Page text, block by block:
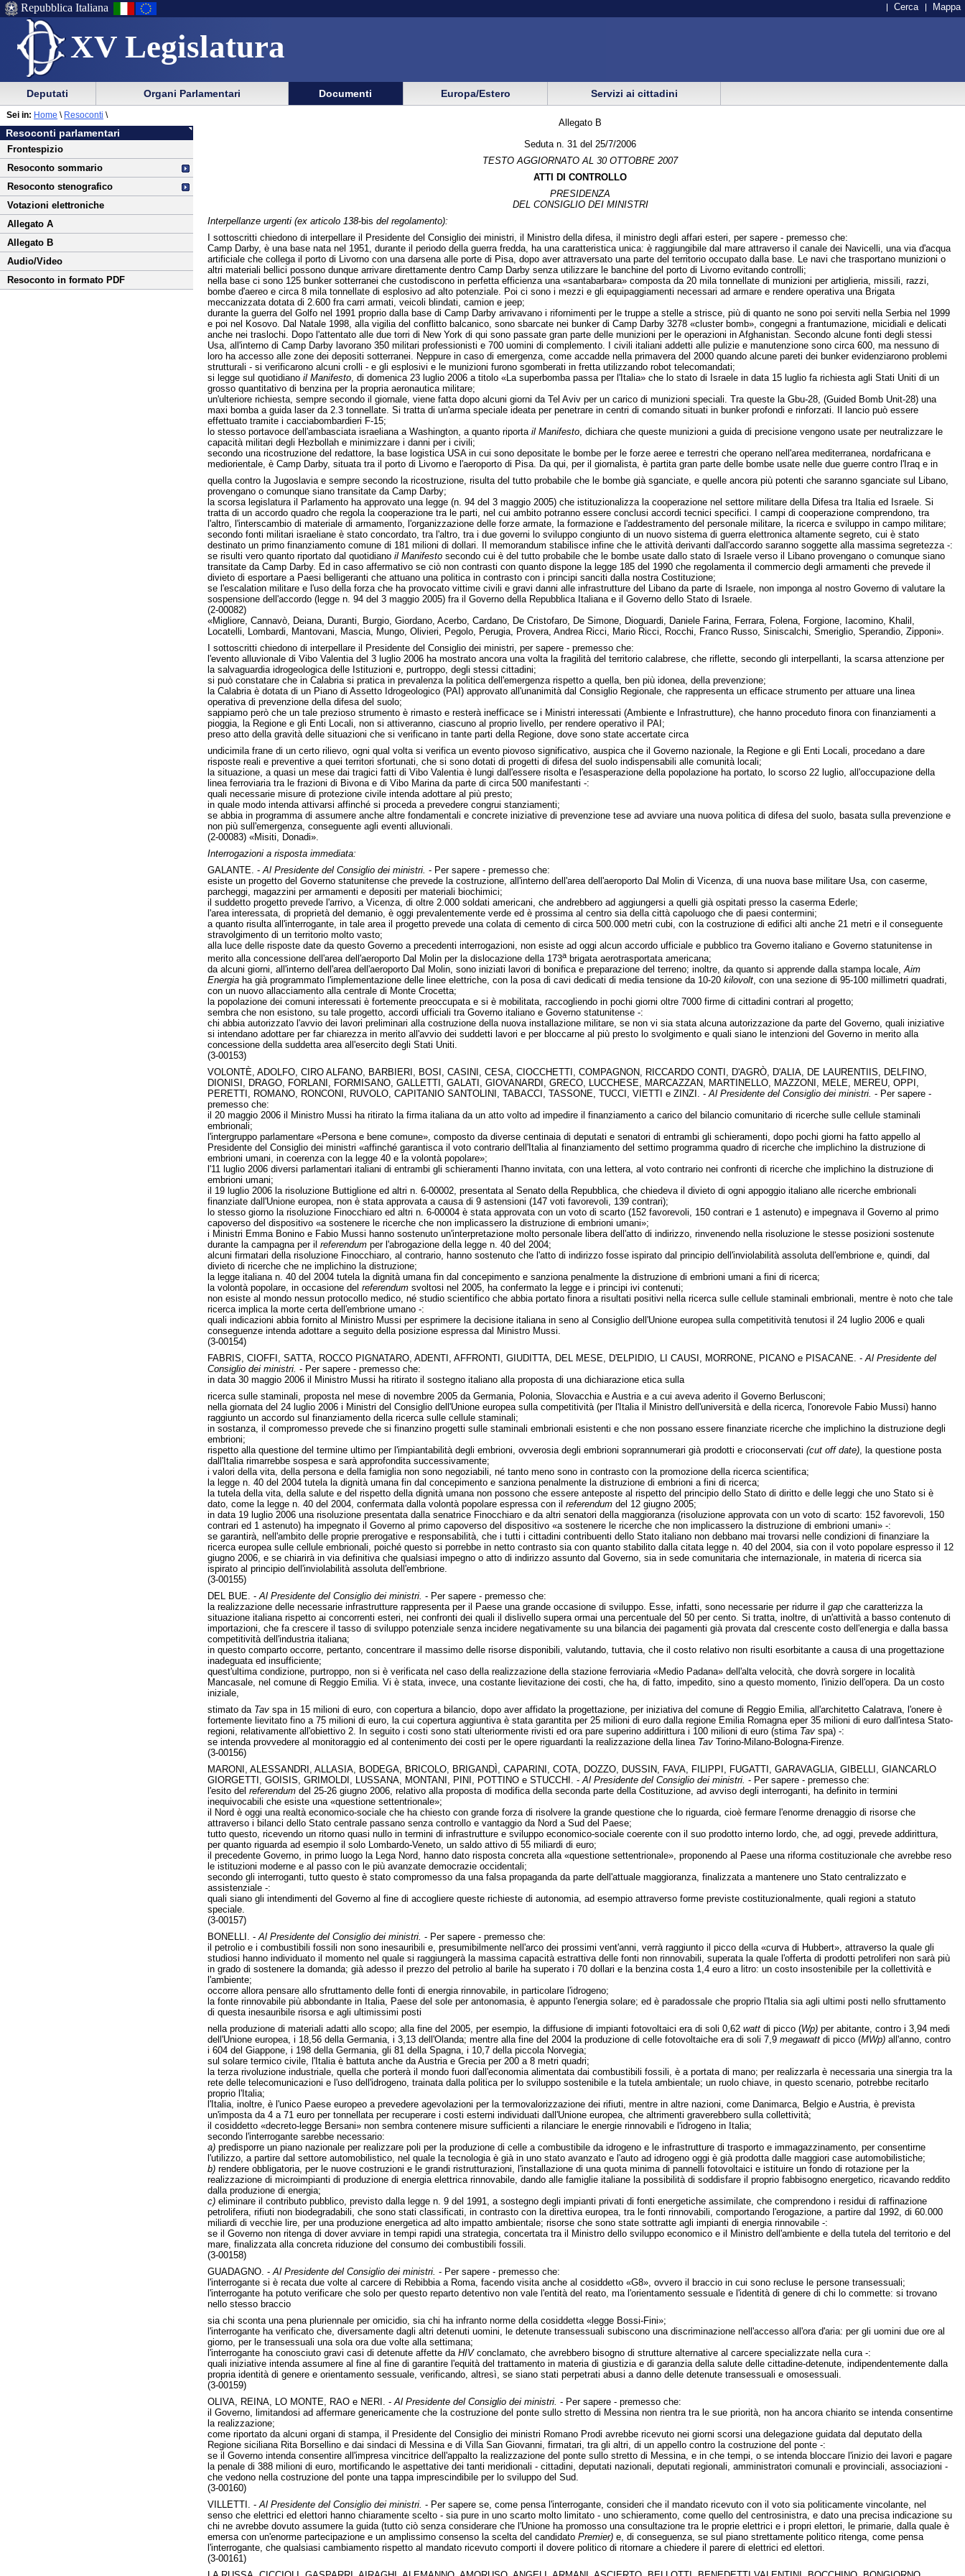
XV Legislatura
Menu
di
ausilio
alla
navigazione
Menu
di
navigazione
principale
Repubblica Italiana Cerca Mappa
Menu
di
navigazione
principale
menu
di
sezione
Deputati Organi Parlamentari Documenti Europa/Estero Servizi ai cittadini
Vai
al
contenuto
Resoconti parlamentari
Frontespizio
Resoconto sommario
Resoconto stenografico
Votazioni elettroniche
Allegato A
Allegato B
Audio/Video
Resoconto in formato PDF
Sei in: Home \ Resoconti \
Allegato B
Seduta n. 31 del 25/7/2006
TESTO AGGIORNATO AL 30 OTTOBRE 2007
ATTI DI CONTROLLO
PRESIDENZA
DEL CONSIGLIO DEI MINISTRI
Interpellanze urgenti (ex articolo 138-bis del regolamento):
I sottoscritti chiedono di interpellare il Presidente del Consiglio dei ministri, il Ministro della difesa, il ministro degli affari esteri, per sapere - premesso che:
Camp Darby, è una base nata nel 1951, durante il periodo della guerra fredda, ha una caratteristica unica: è raggiungibile dal mare attraverso il canale dei Navicelli, una via d'acqua
artificiale che collega il porto di Livorno con una darsena alle porte di Pisa, dopo aver attraversato una parte del territorio occupato dalla base. Le navi che trasportano munizioni o
altri materiali bellici possono dunque arrivare direttamente dentro Camp Darby senza utilizzare le banchine del porto di Livorno evitando controlli;
nella base ci sono 125 bunker sotterranei che custodiscono in perfetta efficienza una «santabarbara» composta da 20 mila tonnellate di munizioni per artiglieria, missili, razzi,
bombe d'aereo e circa 8 mila tonnellate di esplosivo ad alto potenziale. Poi ci sono i mezzi e gli equipaggiamenti necessari ad armare e rendere operativa una Brigata
meccanizzata dotata di 2.600 fra carri armati, veicoli blindati, camion e jeep;
durante la guerra del Golfo nel 1991 proprio dalla base di Camp Darby arrivavano i rifornimenti per le truppe a stelle a strisce, più di quanto ne sono poi serviti nella Serbia nel 1999
e poi nel Kosovo. Dal Natale 1998, alla vigilia del conflitto balcanico, sono sbarcate nei bunker di Camp Darby 3278 «cluster bomb», congegni a frantumazione, micidiali e delicati
anche nei traslochi. Dopo l'attentato alle due torri di New York di qui sono passate gran parte delle munizioni per le operazioni in Afghanistan. Secondo alcune fonti degli stessi
Usa, all'interno di Camp Darby lavorano 350 militari professionisti e 700 uomini di complemento. I civili italiani addetti alle pulizie e manutenzione sono circa 600, ma nessuno di
loro ha accesso alle zone dei depositi sotterranei. Neppure in caso di emergenza, come accadde nella primavera del 2000 quando alcune pareti dei bunker evidenziarono problemi
strutturali - si verificarono alcuni crolli - e gli esplosivi e le munizioni furono sgomberati in fretta utilizzando robot telecomandati;
si legge sul quotidiano il Manifesto, di domenica 23 luglio 2006 a titolo «La superbomba passa per l'Italia» che lo stato di Israele in data 15 luglio fa richiesta agli Stati Uniti di un
grosso quantitativo di benzina per la propria aeronautica militare;
un'ulteriore richiesta, sempre secondo il giornale, viene fatta dopo alcuni giorni da Tel Aviv per un carico di munizioni speciali. Tra queste la Gbu-28, (Guided Bomb Unit-28) una
maxi bomba a guida laser da 2.3 tonnellate. Si tratta di un'arma speciale ideata per penetrare in centri di comando situati in bunker profondi e rinforzati. Il lancio può essere
effettuato tramite i cacciabombardieri F-15;
lo stesso portavoce dell'ambasciata israeliana a Washington, a quanto riporta il Manifesto, dichiara che queste munizioni a guida di precisione vengono usate per neutralizzare le
capacità militari degli Hezbollah e minimizzare i danni per i civili;
secondo una ricostruzione del redattore, la base logistica USA in cui sono depositate le bombe per le forze aeree e terrestri che operano nell'area mediterranea, nordafricana e
mediorientale, è Camp Darby, situata tra il porto di Livorno e l'aeroporto di Pisa. Da qui, per il giornalista, è partita gran parte delle bombe usate nelle due guerre contro l'Iraq e in
quella contro la Jugoslavia e sempre secondo la ricostruzione, risulta del tutto probabile che le bombe già sganciate, e quelle ancora più potenti che saranno sganciate sul Libano,
provengano o comunque siano transitate da Camp Darby;
la scorsa legislatura il Parlamento ha approvato una legge (n. 94 del 3 maggio 2005) che istituzionalizza la cooperazione nel settore militare della Difesa tra Italia ed Israele. Si
tratta di un accordo quadro che regola la cooperazione tra le parti, nel cui ambito potranno essere conclusi accordi tecnici specifici. I campi di cooperazione comprendono, tra
l'altro, l'interscambio di materiale di armamento, l'organizzazione delle forze armate, la formazione e l'addestramento del personale militare, la ricerca e sviluppo in campo militare;
secondo fonti militari israeliane è stato concordato, tra l'altro, tra i due governi lo sviluppo congiunto di un nuovo sistema di guerra elettronica altamente segreto, cui è stato
destinato un primo finanziamento comune di 181 milioni di dollari. Il memorandum stabilisce infine che le attività derivanti dall'accordo saranno soggette alla massima segretezza -:
se risulti vero quanto riportato dal quotidiano il Manifestosecondo cui è del tutto probabile che le bombe usate dallo stato di Israele verso il Libano provengano o comunque siano
transitate da Camp Darby. Ed in caso affermativo se ciò non contrasti con quanto dispone la legge 185 del 1990 che regolamenta il commercio degli armamenti che prevede il
divieto di esportare a Paesi belligeranti che attuano una politica in contrasto con i principi sanciti dalla nostra Costituzione;
se l'escalation militare e l'uso della forza che ha provocato vittime civili e gravi danni alle infrastrutture del Libano da parte di Israele, non imponga al nostro Governo di valutare la
sospensione dell'accordo (legge n. 94 del 3 maggio 2005) fra il Governo della Repubblica Italiana e il Governo dello Stato di Israele.
(2-00082)
«Migliore, Cannavò, Deiana, Duranti, Burgio, Giordano, Acerbo, Cardano, De Cristofaro, De Simone, Dioguardi, Daniele Farina, Ferrara, Folena, Forgione, Iacomino, Khalil,
Locatelli, Lombardi, Mantovani, Mascia, Mungo, Olivieri, Pegolo, Perugia, Provera, Andrea Ricci, Mario Ricci, Rocchi, Franco Russo, Siniscalchi, Smeriglio, Sperandio, Zipponi».
I sottoscritti chiedono di interpellare il Presidente del Consiglio dei ministri, per sapere - premesso che:
l'evento alluvionale di Vibo Valentia del 3 luglio 2006 ha mostrato ancora una volta la fragilità del territorio calabrese, che riflette, secondo gli interpellanti, la scarsa attenzione per
la salvaguardia idrogeologica delle Istituzioni e, purtroppo, degli stessi cittadini;
si può constatare che in Calabria si pratica in prevalenza la politica dell'emergenza rispetto a quella, ben più idonea, della prevenzione;
la Calabria è dotata di un Piano di Assetto Idrogeologico (PAI) approvato all'unanimità dal Consiglio Regionale, che rappresenta un efficace strumento per attuare una linea
operativa di prevenzione della difesa del suolo;
sappiamo però che un tale prezioso strumento è rimasto e resterà inefficace se i Ministri interessati (Ambiente e Infrastrutture), che hanno proceduto finora con finanziamenti a
pioggia, la Regione e gli Enti Locali, non si attiveranno, ciascuno al proprio livello, per rendere operativo il PAI;
preso atto della gravità delle situazioni che si verificano in tante parti della Regione, dove sono state accertate circa
undicimila frane di un certo rilievo, ogni qual volta si verifica un evento piovoso significativo, auspica che il Governo nazionale, la Regione e gli Enti Locali, procedano a dare
risposte reali e preventive a quei territori sfortunati, che si sono dotati di progetti di difesa del suolo indispensabili alle comunità locali;
la situazione, a quasi un mese dai tragici fatti di Vibo Valentia è lungi dall'essere risolta e l'esasperazione della popolazione ha portato, lo scorso 22 luglio, all'occupazione della
linea ferroviaria tra le frazioni di Bivona e di Vibo Marina da parte di circa 500 manifestanti -:
quali necessarie misure di protezione civile intenda adottare al più presto;
in quale modo intenda attivarsi affinché si proceda a prevedere congrui stanziamenti;
se abbia in programma di assumere anche altre fondamentali e concrete iniziative di prevenzione tese ad avviare una nuova politica di difesa del suolo, basata sulla prevenzione e
non più sull'emergenza, conseguente agli eventi alluvionali.
(2-00083) «Misiti, Donadi».
Interrogazioni a risposta immediata:
GALANTE. - Al Presidente del Consiglio dei ministri. - Per sapere - premesso che:
esiste un progetto del Governo statunitense che prevede la costruzione, all'interno dell'area dell'aeroporto Dal Molin di Vicenza, di una nuova base militare Usa, con caserme,
parcheggi, magazzini per armamenti e depositi per materiali biochimici;
il suddetto progetto prevede l'arrivo, a Vicenza, di oltre 2.000 soldati americani, che andrebbero ad aggiungersi a quelli già ospitati presso la caserma Ederle;
l'area interessata, di proprietà del demanio, è oggi prevalentemente verde ed è prossima al centro sia della città capoluogo che di paesi contermini;
a quanto risulta all'interrogante, in tale area il progetto prevede una colata di cemento di circa 500.000 metri cubi, con la costruzione di edifici alti anche 21 metri e il conseguente
stravolgimento di un territorio molto vasto;
alla luce delle risposte date da questo Governo a precedenti interrogazioni, non esiste ad oggi alcun accordo ufficiale e pubblico tra Governo italiano e Governo statunitense in
merito alla concessione dell'area dell'aeroporto Dal Molin per la dislocazione della 173abrigata aerotrasportata americana;
da alcuni giorni, all'interno dell'area dell'aeroporto Dal Molin, sono iniziati lavori di bonifica e preparazione del terreno; inoltre, da quanto si apprende dalla stampa locale, Aim
Energiaha già programmato l'implementazione delle linee elettriche, con la posa di cavi dedicati di media tensione da 10-20 kilovolt, con una sezione di 95-100 millimetri quadrati,
con un nuovo allacciamento alla centrale di Monte Crocetta;
la popolazione dei comuni interessati è fortemente preoccupata e si è mobilitata, raccogliendo in pochi giorni oltre 7000 firme di cittadini contrari al progetto;
sembra che non esistono, su tale progetto, accordi ufficiali tra Governo italiano e Governo statunitense -:
chi abbia autorizzato l'avvio dei lavori preliminari alla costruzione della nuova installazione militare, se non vi sia stata alcuna autorizzazione da parte del Governo, quali iniziative
si intendano adottare per far chiarezza in merito all'avvio dei suddetti lavori e per bloccarne al più presto lo svolgimento e quali siano le intenzioni del Governo in merito alla
concessione della suddetta area all'esercito degli Stati Uniti.
(3-00153)
VOLONTÈ, ADOLFO, CIRO ALFANO, BARBIERI, BOSI, CASINI, CESA, CIOCCHETTI, COMPAGNON, RICCARDO CONTI, D'AGRÒ, D'ALIA, DE LAURENTIIS, DELFINO,
DIONISI, DRAGO, FORLANI, FORMISANO, GALLETTI, GALATI, GIOVANARDI, GRECO, LUCCHESE, MARCAZZAN, MARTINELLO, MAZZONI, MELE, MEREU, OPPI,
PERETTI, ROMANO, RONCONI, RUVOLO, CAPITANIO SANTOLINI, TABACCI, TASSONE, TUCCI, VIETTI e ZINZI. - Al Presidente del Consiglio dei ministri. - Per sapere -
premesso che:
il 20 maggio 2006 il Ministro Mussi ha ritirato la firma italiana da un atto volto ad impedire il finanziamento a carico del bilancio comunitario di ricerche sulle cellule staminali
embrionali;
l'intergruppo parlamentare «Persona e bene comune», composto da diverse centinaia di deputati e senatori di entrambi gli schieramenti, dopo pochi giorni ha fatto appello al
Presidente del Consiglio dei ministri «affinché garantisca il voto contrario dell'Italia al finanziamento del settimo programma quadro di ricerche che implichino la distruzione di
embrioni umani, in coerenza con la legge 40 e la volontà popolare»;
l'11 luglio 2006 diversi parlamentari italiani di entrambi gli schieramenti l'hanno invitata, con una lettera, al voto contrario nei confronti di ricerche che implichino la distruzione di
embrioni umani;
il 19 luglio 2006 la risoluzione Buttiglione ed altri n. 6-00002, presentata al Senato della Repubblica, che chiedeva il divieto di ogni appoggio italiano alle ricerche embrionali
finanziate dall'Unione europea, non è stata approvata a causa di 9 astensioni (147 voti favorevoli, 139 contrari);
lo stesso giorno la risoluzione Finocchiaro ed altri n. 6-00004 è stata approvata con un voto di scarto (152 favorevoli, 150 contrari e 1 astenuto) e impegnava il Governo al primo
capoverso del dispositivo «a sostenere le ricerche che non implicassero la distruzione di embrioni umani»;
i Ministri Emma Bonino e Fabio Mussi hanno sostenuto un'interpretazione molto personale libera dell'atto di indirizzo, rinvenendo nella risoluzione le stesse posizioni sostenute
durante la campagna per il referendumper l'abrogazione della legge n. 40 del 2004;
alcuni firmatari della risoluzione Finocchiaro, al contrario, hanno sostenuto che l'atto di indirizzo fosse ispirato dal principio dell'inviolabilità assoluta dell'embrione e, quindi, dal
divieto di ricerche che ne implichino la distruzione;
la legge italiana n. 40 del 2004 tutela la dignità umana fin dal concepimento e sanziona penalmente la distruzione di embrioni umani a fini di ricerca;
la volontà popolare, in occasione del referendumsvoltosi nel 2005, ha confermato la legge e i principi ivi contenuti;
non esiste al mondo nessun protocollo medico, né studio scientifico che abbia portato finora a risultati positivi nella ricerca sulle cellule staminali embrionali, mentre è noto che tale
ricerca implica la morte certa dell'embrione umano -:
quali indicazioni abbia fornito al Ministro Mussi per esprimere la decisione italiana in seno al Consiglio dell'Unione europea sulla competitività tenutosi il 24 luglio 2006 e quali
conseguenze intenda adottare a seguito della posizione espressa dal Ministro Mussi.
(3-00154)
FABRIS, CIOFFI, SATTA, ROCCO PIGNATARO, ADENTI, AFFRONTI, GIUDITTA, DEL MESE, D'ELPIDIO, LI CAUSI, MORRONE, PICANO e PISACANE. - Al Presidente del
Consiglio dei ministri. - Per sapere - premesso che:
in data 30 maggio 2006 il Ministro Mussi ha ritirato il sostegno italiano alla proposta di una dichiarazione etica sulla
ricerca sulle staminali, proposta nel mese di novembre 2005 da Germania, Polonia, Slovacchia e Austria e a cui aveva aderito il Governo Berlusconi;
nella giornata del 24 luglio 2006 i Ministri del Consiglio dell'Unione europea sulla competitività (per l'Italia il Ministro dell'università e della ricerca, l'onorevole Fabio Mussi) hanno
raggiunto un accordo sul finanziamento della ricerca sulle cellule staminali;
in sostanza, il compromesso prevede che si finanzino progetti sulle staminali embrionali esistenti e che non possano essere finanziate ricerche che implichino la distruzione degli
embrioni;
rispetto alla questione del termine ultimo per l'impiantabilità degli embrioni, ovverosia degli embrioni soprannumerari già prodotti e crioconservati (cut off date), la questione posta
dall'Italia rimarrebbe sospesa e sarà approfondita successivamente;
i valori della vita, della persona e della famiglia non sono negoziabili, né tanto meno sono in contrasto con la promozione della ricerca scientifica;
la legge n. 40 del 2004 tutela la dignità umana fin dal concepimento e sanziona penalmente la distruzione di embrioni a fini di ricerca;
la tutela della vita, della salute e del rispetto della dignità umana non possono che essere anteposte al rispetto del principio dello Stato di diritto e delle leggi che uno Stato si è
dato, come la legge n. 40 del 2004, confermata dalla volontà popolare espressa con il referendumdel 12 giugno 2005;
in data 19 luglio 2006 una risoluzione presentata dalla senatrice Finocchiaro e da altri senatori della maggioranza (risoluzione approvata con un voto di scarto: 152 favorevoli, 150
contrari ed 1 astenuto) ha impegnato il Governo al primo capoverso del dispositivo «a sostenere le ricerche che non implicassero la distruzione di embrioni umani» -:
se garantirà, nell'ambito delle proprie prerogative e responsabilità, che i tutti i cittadini contribuenti dello Stato italiano non debbano mai trovarsi nelle condizioni di finanziare la
ricerca europea sulle cellule embrionali, poiché questo si porrebbe in netto contrasto sia con quanto stabilito dalla citata legge n. 40 del 2004, sia con il voto popolare espresso il 12
giugno 2006, e se chiarirà in via definitiva che qualsiasi impegno o atto di indirizzo assunto dal Governo, sia in sede comunitaria che internazionale, in materia di ricerca sia
ispirato al principio dell'inviolabilità assoluta dell'embrione.
(3-00155)
DEL BUE. - Al Presidente del Consiglio dei ministri. - Per sapere - premesso che:
la realizzazione delle necessarie infrastrutture rappresenta per il Paese una grande occasione di sviluppo. Esse, infatti, sono necessarie per ridurre il gapche caratterizza la
situazione italiana rispetto ai concorrenti esteri, nei confronti dei quali il dislivello supera ormai una percentuale del 50 per cento. Si tratta, inoltre, di un'attività a basso contenuto di
importazioni, che fa crescere il tasso di sviluppo potenziale senza incidere negativamente su una bilancia dei pagamenti già provata dal crescente costo dell'energia e dalla bassa
competitività dell'industria italiana;
in questo comparto occorre, pertanto, concentrare il massimo delle risorse disponibili, valutando, tuttavia, che il costo relativo non risulti esorbitante a causa di una progettazione
inadeguata ed insufficiente;
quest'ultima condizione, purtroppo, non si è verificata nel caso della realizzazione della stazione ferroviaria «Medio Padana» dell'alta velocità, che dovrà sorgere in località
Mancasale, nel comune di Reggio Emilia. Vi è stata, invece, una costante lievitazione dei costi, che ha, di fatto, impedito, sino a questo momento, l'inizio dell'opera. Da un costo
iniziale,
stimato da Tavspa in 15 milioni di euro, con copertura a bilancio, dopo aver affidato la progettazione, per iniziativa del comune di Reggio Emilia, all'architetto Calatrava, l'onere è
fortemente lievitato fino a 75 milioni di euro, la cui copertura aggiuntiva è stata garantita per 25 milioni di euro dalla regione Emilia Romagna eper 35 milioni di euro dall'intesa Stato-
regioni, relativamente all'obiettivo 2. In seguito i costi sono stati ulteriormente rivisti ed ora pare superino addirittura i 100 milioni di euro (stima Tavspa) -:
se intenda provvedere al monitoraggio ed al contenimento dei costi per le opere riguardanti la realizzazione della linea TavTorino-Milano-Bologna-Firenze.
(3-00156)
MARONI, ALESSANDRI, ALLASIA, BODEGA, BRICOLO, BRIGANDÌ, CAPARINI, COTA, DOZZO, DUSSIN, FAVA, FILIPPI, FUGATTI, GARAVAGLIA, GIBELLI, GIANCARLO
GIORGETTI, GOISIS, GRIMOLDI, LUSSANA, MONTANI, PINI, POTTINO e STUCCHI. - Al Presidente del Consiglio dei ministri. - Per sapere - premesso che:
l'esito del referendumdel 25-26 giugno 2006, relativo alla proposta di modifica della seconda parte della Costituzione, ad avviso degli interroganti, ha definito in termini
inequivocabili che esiste una «questione settentrionale»;
il Nord è oggi una realtà economico-sociale che ha chiesto con grande forza di risolvere la grande questione che lo riguarda, cioè fermare l'enorme drenaggio di risorse che
attraverso i bilanci dello Stato centrale passano senza controllo e vantaggio da Nord a Sud del Paese;
tutto questo, ricevendo un ritorno quasi nullo in termini di infrastrutture e sviluppo economico-sociale coerente con il suo prodotto interno lordo, che, ad oggi, prevede addirittura,
per quanto riguarda ad esempio il solo Lombardo-Veneto, un saldo attivo di 55 miliardi di euro;
il precedente Governo, in primo luogo la Lega Nord, hanno dato risposta concreta alla «questione settentrionale», proponendo al Paese una riforma costituzionale che avrebbe reso
le istituzioni moderne e al passo con le più avanzate democrazie occidentali;
secondo gli interroganti, tutto questo è stato compromesso da una falsa propaganda da parte dell'attuale maggioranza, finalizzata a mantenere uno Stato centralizzato e
assistenziale -:
quali siano gli intendimenti del Governo al fine di accogliere queste richieste di autonomia, ad esempio attraverso forme previste costituzionalmente, quali regioni a statuto
speciale.
(3-00157)
BONELLI. - Al Presidente del Consiglio dei ministri. - Per sapere - premesso che:
il petrolio e i combustibili fossili non sono inesauribili e, presumibilmente nell'arco dei prossimi vent'anni, verrà raggiunto il picco della «curva di Hubbert», attraverso la quale gli
studiosi hanno individuato il momento nel quale si raggiungerà la massima capacità estrattiva delle fonti non rinnovabili, superata la quale l'offerta di prodotti petroliferi non sarà più
in grado di sostenere la domanda; già adesso il prezzo del petrolio al barile ha superato i 70 dollari e la benzina costa 1,4 euro a litro: un costo insostenibile per la collettività e
l'ambiente;
occorre allora pensare allo sfruttamento delle fonti di energia rinnovabile, in particolare l'idrogeno;
la fonte rinnovabile più abbondante in Italia, Paese del sole per antonomasia, è appunto l'energia solare; ed è paradossale che proprio l'Italia sia agli ultimi posti nello sfruttamento
di questa inesauribile risorsa e agli ultimissimi posti
nella produzione di materiali adatti allo scopo; alla fine del 2005, per esempio, la diffusione di impianti fotovoltaici era di soli 0,62 wattdi picco (Wp)per abitante, contro i 3,94 medi
dell'Unione europea, i 18,56 della Germania, i 3,13 dell'Olanda; mentre alla fine del 2004 la produzione di celle fotovoltaiche era di soli 7,9 megawattdi picco (MWp)all'anno, contro
i 604 del Giappone, i 198 della Germania, gli 81 della Spagna, i 10,7 della piccola Norvegia;
sul solare termico civile, l'Italia è battuta anche da Austria e Grecia per 200 a 8 metri quadri;
la terza rivoluzione industriale, quella che porterà il mondo fuori dall'economia alimentata dai combustibili fossili, è a portata di mano; per realizzarla è necessaria una sinergia tra la
rete delle telecomunicazioni e l'uso dell'idrogeno, trainata dalla politica per lo sviluppo sostenibile e la tutela ambientale; un ruolo chiave, in questo scenario, potrebbe recitarlo
proprio l'Italia;
l'Italia, inoltre, è l'unico Paese europeo a prevedere agevolazioni per la termovalorizzazione dei rifiuti, mentre in altre nazioni, come Danimarca, Belgio e Austria, è prevista
un'imposta da 4 a 71 euro per tonnellata per recuperare i costi esterni individuati dall'Unione europea, che altrimenti graverebbero sulla collettività;
il cosiddetto «decreto-legge Bersani» non sembra contenere misure sufficienti a rilanciare le energie rinnovabili e l'idrogeno in Italia;
secondo l'interrogante sarebbe necessario:
a)predisporre un piano nazionale per realizzare poli per la produzione di celle a combustibile da idrogeno e le infrastrutture di trasporto e immagazzinamento, per consentirne
l'utilizzo, a partire dal settore automobilistico, nel quale la tecnologia è già in uno stato avanzato e l'auto ad idrogeno oggi è già prodotta dalle maggiori case automobilistiche;
b)rendere obbligatoria, per le nuove costruzioni e le grandi ristrutturazioni, l'installazione di una quota minima di pannelli fotovoltaici e istituire un fondo di rotazione per la
realizzazione di microimpianti di produzione di energia elettrica rinnovabile, dando alle famiglie italiane la possibilità di soddisfare il proprio fabbisogno energetico, ricavando reddito
dalla produzione di energia;
c)eliminare il contributo pubblico, previsto dalla legge n. 9 del 1991, a sostegno degli impianti privati di fonti energetiche assimilate, che comprendono i residui di raffinazione
petrolifera, rifiuti non biodegradabili, che sono stati classificati, in contrasto con la direttiva europea, tra le fonti rinnovabili, comportando l'erogazione, a partire dal 1992, di 60.000
miliardi di vecchie lire, per una produzione energetica ad alto impatto ambientale; risorse che sono state sottratte agli impianti di energia rinnovabile -:
se il Governo non ritenga di dover avviare in tempi rapidi una strategia, concertata tra il Ministro dello sviluppo economico e il Ministro dell'ambiente e della tutela del territorio e del
mare, finalizzata alla concreta riduzione del consumo dei combustibili fossili.
(3-00158)
GUADAGNO. - Al Presidente del Consiglio dei ministri. - Per sapere - premesso che:
l'interrogante si è recata due volte al carcere di Rebibbia a Roma, facendo visita anche al cosiddetto «G8», ovvero il braccio in cui sono recluse le persone transessuali;
l'interrogante ha potuto verificare che solo per questo reparto detentivo non vale l'entità del reato, ma l'orientamento sessuale e l'identità di genere di chi lo commette: si trovano
nello stesso braccio
sia chi sconta una pena pluriennale per omicidio, sia chi ha infranto norme della cosiddetta «legge Bossi-Fini»;
l'interrogante ha verificato che, diversamente dagli altri detenuti uomini, le detenute transessuali subiscono una discriminazione nell'accesso all'ora d'aria: per gli uomini due ore al
giorno, per le transessuali una sola ora due volte alla settimana;
l'interrogante ha conosciuto gravi casi di detenute affette da HIVconclamato, che avrebbero bisogno di strutture alternative al carcere specializzate nella cura -:
quali iniziative intenda assumere al fine al fine di garantire l'equità del trattamento in materia di giustizia e di garanzia della salute delle cittadine-detenute, indipendentemente dalla
propria identità di genere e orientamento sessuale, verificando, altresì, se siano stati perpetrati abusi a danno delle detenute transessuali e omosessuali.
(3-00159)
OLIVA, REINA, LO MONTE, RAO e NERI. - Al Presidente del Consiglio dei ministri. - Per sapere - premesso che:
il Governo, limitandosi ad affermare genericamente che la costruzione del ponte sullo stretto di Messina non rientra tra le sue priorità, non ha ancora chiarito se intenda consentirne
la realizzazione;
come riportato da alcuni organi di stampa, il Presidente del Consiglio dei ministri Romano Prodi avrebbe ricevuto nei giorni scorsi una delegazione guidata dal deputato della
Regione siciliana Rita Borsellino e dai sindaci di Messina e di Villa San Giovanni, firmatari, tra gli altri, di un appello contro la costruzione del ponte -:
se il Governo intenda consentire all'impresa vincitrice dell'appalto la realizzazione del ponte sullo stretto di Messina, e in che tempi, o se intenda bloccare l'inizio dei lavori e pagare
la penale di 388 milioni di euro, mortificando le aspettative dei tanti meridionali - cittadini, deputati nazionali, deputati regionali, amministratori comunali e provinciali, associazioni -
che vedono nella costruzione del ponte una tappa imprescindibile per lo sviluppo del Sud.
(3-00160)
VILLETTI. - Al Presidente del Consiglio dei ministri. - Per sapere se, come pensa l'interrogante, consideri che il mandato ricevuto con il voto sia politicamente vincolante, nel
senso che elettrici ed elettori hanno chiaramente scelto - sia pure in uno scarto molto limitato - uno schieramento, come quello del centrosinistra, e dato una precisa indicazione su
chi ne avrebbe dovuto assumere la guida (tutto ciò senza considerare che l'Unione ha promosso una consultazione tra le proprie elettrici e i propri elettori, le primarie, dalla quale è
emersa con un'enorme partecipazione e un amplissimo consenso la scelta del candidato Premier)e, di conseguenza, se sul piano strettamente politico ritenga, come pensa
l'interrogante, che qualsiasi cambiamento rispetto al mandato ricevuto comporti il dovere politico di ritornare a chiedere il parere di elettrici ed elettori.
(3-00161)